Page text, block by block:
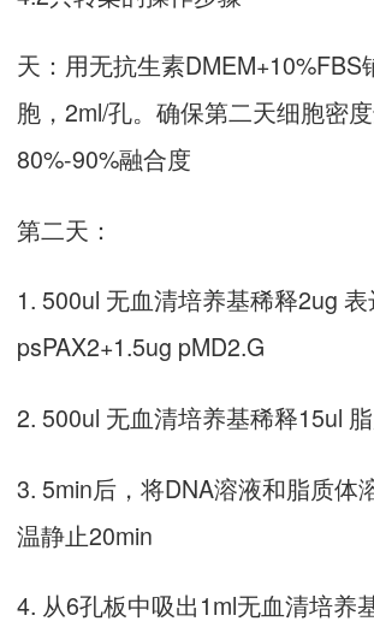
天：用无抗生素DMEM+10%FBS
胞，2ml/孔。确保第二天细胞密
80%-90%融合度
第二天：
1. 500ul 无血清培养基稀释2ug
psPAX2+1.5ug pMD2.G
2. 500ul 无血清培养基稀释15ul
3. 5min后，将DNA溶液和脂质体
温静止20min
4. 从6孔板中吸出1ml无血清培养